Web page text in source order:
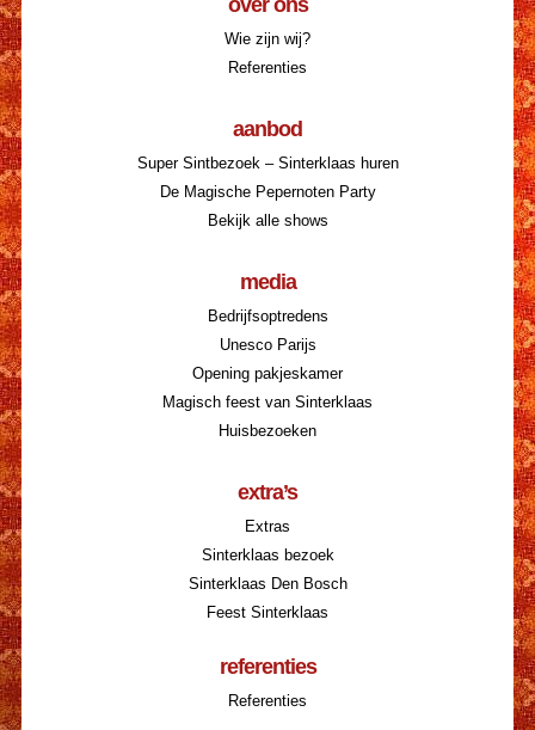
over ons
Wie zijn wij?
Referenties
aanbod
Super Sintbezoek – Sinterklaas huren
De Magische Pepernoten Party
Bekijk alle shows
media
Bedrijfsoptredens
Unesco Parijs
Opening pakjeskamer
Magisch feest van Sinterklaas
Huisbezoeken
extra’s
Extras
Sinterklaas bezoek
Sinterklaas Den Bosch
Feest Sinterklaas
referenties
Referenties